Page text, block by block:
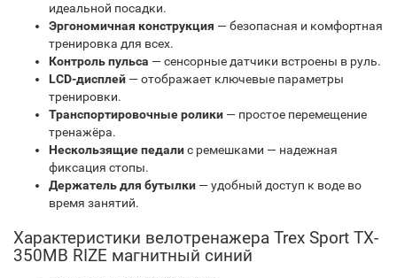
идеальной посадки.
Эргономичная конструкция — безопасная и комфортная
тренировка для всех.
Контроль пульса — сенсорные датчики встроены в руль.
LCD-дисплей — отображает ключевые параметры
тренировки.
Транспортировочные ролики — простое перемещение
тренажёра.
Нескользящие педалис ремешками — надежная
фиксация стопы.
Держатель для бутылки — удобный доступ к воде во
время занятий.
Характеристики велотренажера Trex Sport TX-
350MB RIZE магнитный синий